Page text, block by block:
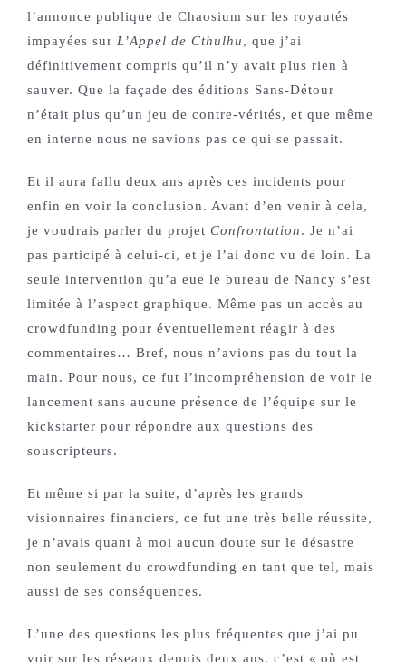
l’annonce publique de Chaosium sur les royautés
impayées sur L’Appel de Cthulhu, que j’ai
définitivement compris qu’il n’y avait plus rien à
sauver. Que la façade des éditions Sans-Détour
n’était plus qu’un jeu de contre-vérités, et que même
en interne nous ne savions pas ce qui se passait.
Et il aura fallu deux ans après ces incidents pour
enfin en voir la conclusion. Avant d’en venir à cela,
je voudrais parler du projet Confrontation. Je n’ai
pas participé à celui-ci, et je l’ai donc vu de loin. La
seule intervention qu’a eue le bureau de Nancy s’est
limitée à l’aspect graphique. Même pas un accès au
crowdfunding pour éventuellement réagir à des
commentaires… Bref, nous n’avions pas du tout la
main. Pour nous, ce fut l’incompréhension de voir le
lancement sans aucune présence de l’équipe sur le
kickstarter pour répondre aux questions des
souscripteurs.
Et même si par la suite, d’après les grands
visionnaires financiers, ce fut une très belle réussite,
je n’avais quant à moi aucun doute sur le désastre
non seulement du crowdfunding en tant que tel, mais
aussi de ses conséquences.
L’une des questions les plus fréquentes que j’ai pu
voir sur les réseaux depuis deux ans, c’est « où est